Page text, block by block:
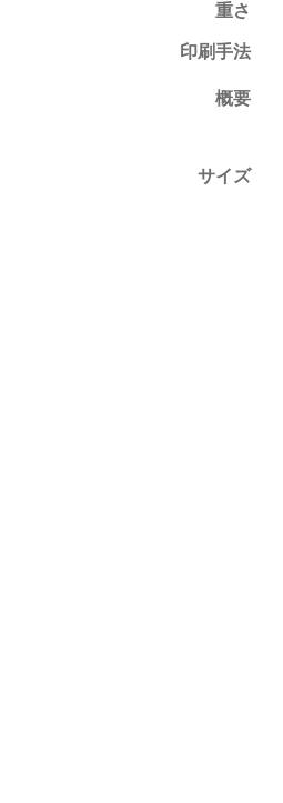
重さ
印刷手法
概要
サイズ